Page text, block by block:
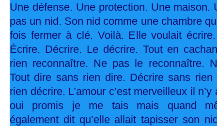
Une défense. Une protection. Une maison.
pas un nid. Son nid comme une chambre
fois fermer à clé. Voilà. Elle voulait
Écrire. Décrire. Le décrire. Tout en
rien reconnaître. Ne pas le reconnaître.
Tout dire sans rien dire. Décrire sans
rien décrire. L’amour c’est merveilleux il
oui promis je me tais mais quand
également dit qu’elle allait tapisser son